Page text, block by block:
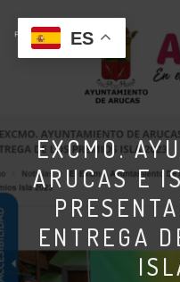
EXCMO.
ARUCAS E
ENTREGA
ES